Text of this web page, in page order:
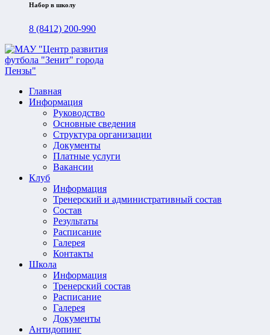
Набор в школу
8 (8412) 200-990
Главная
Информация
Руководство
Основные сведения
Структура организации
Документы
Платные услуги
Вакансии
Клуб
Информация
Тренерский и административный состав
Состав
Результаты
Расписание
Галерея
Контакты
Школа
Информация
Тренерский состав
Расписание
Галерея
Документы
Антидопинг